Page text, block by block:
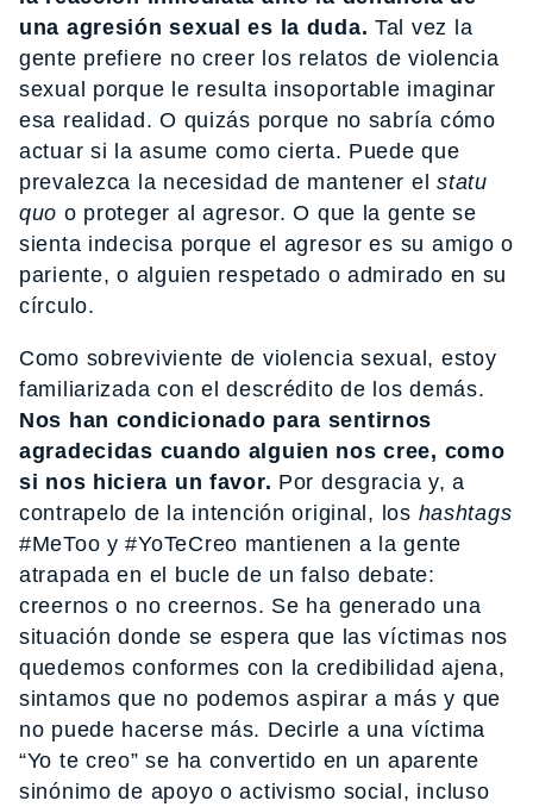
una agresión sexual es la duda. Tal vez la
gente prefiere no creer los relatos de violencia
sexual porque le resulta insoportable imaginar
esa realidad. O quizás porque no sabría cómo
actuar si la asume como cierta. Puede que
prevalezca la necesidad de mantener elstatu
quo o proteger al agresor. O que la gente se
sienta indecisa porque el agresor es su amigo o
pariente, o alguien respetado o admirado en su
círculo.
Como sobreviviente de violencia sexual, estoy
familiarizada con el descrédito de los demás.
Nos han condicionado para sentirnos
agradecidas cuando alguien nos cree, como
si nos hiciera un favor. Por desgracia y, a
contrapelo de la intención original, los hashtags
#MeToo y #YoTeCreo mantienen a la gente
atrapada en el bucle de un falso debate:
creernos o no creernos. Se ha generado una
situación donde se espera que las víctimas nos
quedemos conformes con la credibilidad ajena,
sintamos que no podemos aspirar a más y que
no puede hacerse más. Decirle a una víctima
“Yo te creo” se ha convertido en un aparente
sinónimo de apoyo o activismo social, incluso